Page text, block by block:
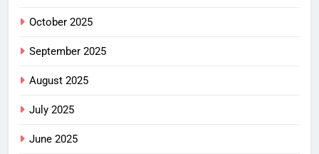
October 2025
September 2025
August 2025
July 2025
June 2025